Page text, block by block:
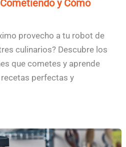
y Cómo
provecho a tu robot de
culinarios? Descubre los
que cometes y aprende
perfectas y